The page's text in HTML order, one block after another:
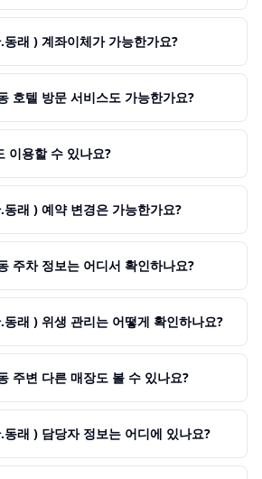
래 ) 계좌이체가 가능한가요?
호텔 방문 서비스도 가능한가요?
이용할 수 있나요?
래 ) 예약 변경은 가능한가요?
주차 정보는 어디서 확인하나요?
래 ) 위생 관리는 어떻게 확인하나요?
주변 다른 매장도 볼 수 있나요?
래 ) 담당자 정보는 어디에 있나요?